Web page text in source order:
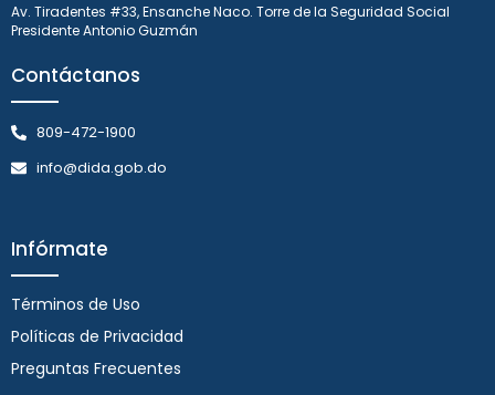
Av. Tiradentes #33, Ensanche Naco. Torre de la Seguridad Social
Presidente Antonio Guzmán
Contáctanos
809-472-1900
info@dida.gob.do
Infórmate
Términos de Uso
Políticas de Privacidad
Preguntas Frecuentes